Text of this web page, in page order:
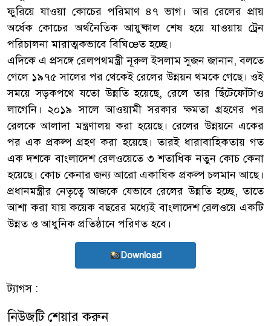
ফুরিয়ে যাওয়া কোচের পরিমাণ ৪৭ ভাগ। আর রেলের প্রায়
অর্ধেক কোচের অর্থনৈতিক আয়ুষ্কাল শেষ হয়ে যাওয়ায় ট্রেন
পরিচালনা মারাত্মকভাবে বিঘিœত হচ্ছে।
এদিকে এ প্রসঙ্গে রেলপথমন্ত্রী নূরুল ইসলাম সুজন জানান, বলতে
গেলে ১৯৭৫ সালের পর থেকেই রেলের উন্নয়ন থমকে গেছে। ওই
সময়ে সড়কপথে যতো উন্নতি হয়েছে, রেলে তার ছিঁটেফোঁটাও
লাগেনি। ২০১৯ সালে আওয়ামী সরকার ক্ষমতা গ্রহণের পর
রেলকে আলাদা মন্ত্রণালয় করা হয়েছে। রেলের উন্নয়নে একের
পর এক প্রকল্প গ্রহণ করা হয়েছে। তারই ধারাবাহিকতায় গত
এক দশকে বাংলাদেশ রেলওয়েতে ৩ শতাধিক নতুন কোচ কেনা
হয়েছে। কোচ কেনার জন্য আরো একাধিক প্রকল্প চলমান আছে।
প্রধানমন্ত্রীর নেতৃত্বে আজকে যেভাবে রেলের উন্নতি হচ্ছে, তাতে
আশা করা যায় কয়েক বছরের মধ্যেই বাংলাদেশ রেলওয়ে একটি
উন্নত ও আধুনিক প্রতিষ্ঠানে পরিণত হবে।
Download
ট্যাগস :
নিউজটি শেয়ার করুন